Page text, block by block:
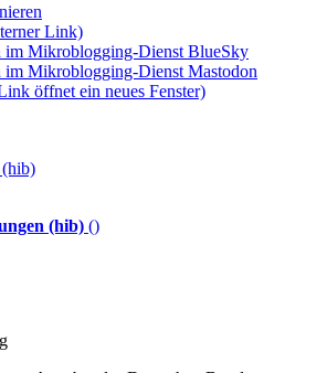
Link)
im Mikroblogging-Dienst BlueSky
im Mikroblogging-Dienst Mastodon
öffnet ein neues Fenster)
(hib) ()